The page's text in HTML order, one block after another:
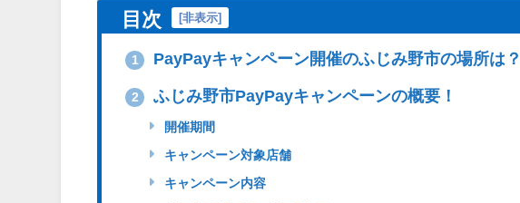
目次 [非表示]
1 PayPayキャンペーン開催のふじみ野市の場所は？
2 ふじみ野市PayPayキャンペーンの概要！
開催期間
キャンペーン対象店舗
キャンペーン内容